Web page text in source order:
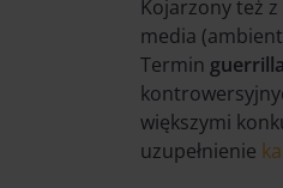
Kojarzony też
media
Termin
większymi
uzupełnienie